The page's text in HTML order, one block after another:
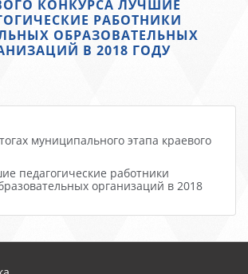
КОНКУРСА ЛУЧШИЕ
РАБОТНИКИ
ОБРАЗОВАТЕЛЬНЫХ
В 2018 ГОДУ
муниципального этапа краевого
педагогические работники
организаций в 2018